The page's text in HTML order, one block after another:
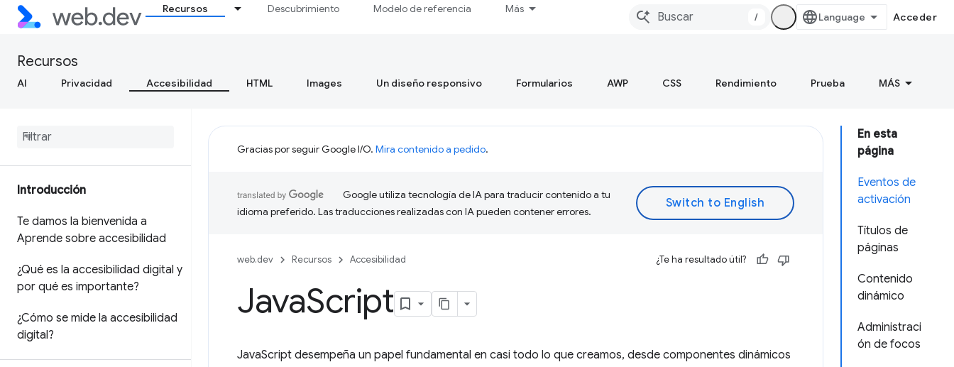
Recursos Descubrimiento Modelo de referencia Más
/ Acceder
Recursos
AI Privacidad Accesibilidad HTML Images Un diseño responsivo Formularios AWP CSS Rendimiento Prueba MÁS
Introducción
Te damos la bienvenida a
Aprende sobre accesibilidad
¿Qué es la accesibilidad digital y
por qué es importante?
¿Cómo se mide la accesibilidad
digital?
En esta
página
Eventos de
activación
Títulos de
páginas
Contenido
dinámico
Administraci
ón de focos
Gracias por seguir Google I/O. Mira contenido a pedido.
Google utiliza tecnología de IA para traducir contenido a tu
idioma preferido. Las traducciones realizadas con IA pueden contener errores.
web.dev Recursos Accesibilidad ¿Te ha resultado útil?
JavaScript
JavaScript desempeña un papel fundamental en casi todo lo que creamos, desde componentes dinámicos